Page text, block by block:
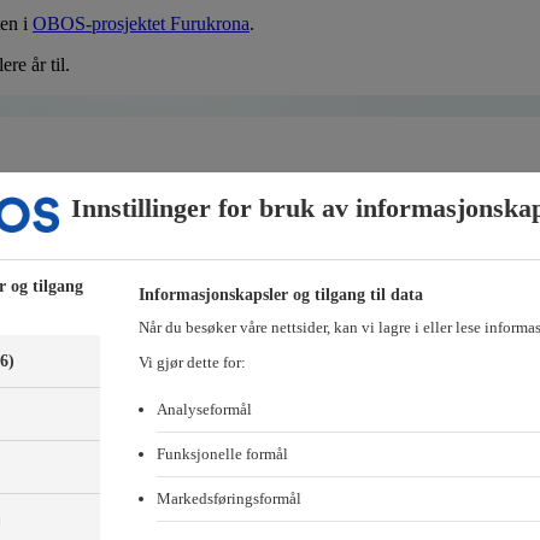
i OBOS-prosjektet Furukrona.
år til.
gjør det mulig å kjøpe leilighet uten å ha mange hundretusener
selv klokkertro på at dette kan hjelpe mange inn i egen bolig.
på boligmarkedet.
For resten av boligen betaler du et månedlig beløp, tilsvarende
Innstillinger for bruk av
og tilgang
Informasjonskapsler og tilgang til data
Når du besøker våre nettsider, kan vi lagre i eller lese
Vi gjør dette for:
Analyseformål
Funksjonelle formål
Markedsføringsformål